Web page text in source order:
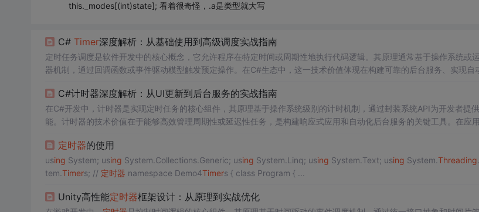
this._modes[(int)state]; 看着很奇怪，.a是类型就大写
C# Timer深度解析：从基础使用到高级调度实战指南
定时任务调度是软件开发中的核心概念，它允许程序在特定时间或周期性地执行代码逻辑。其原理通常基于操作系统或
器机制，通过回调函数或事件驱动模型触发预定操作。在C#生态中，这一技术价值体现在构建可靠的后台服务、实现自
种Timer类的选择与避坑，特别是针对**System.Threading.Timer
C#计时器深度解析：从UI更新到后台服务的实战指南
在C#开发中，计时器是实现定时任务的核心组件，其原理基于操作系统级别的计时机制，通过封装系统API为开发者提
能。计时器的技术价值在于能够高效管理周期性或延迟性任务，是构建响应式应用和自动化后台服务的关键工具。在应
mer适用于UI线程安全的界面更新，System.
定时器的使用
using System; using System.Collections.Generic; using System.Linq; using System.Text; using System. Threading
tem. Timers; // 定时器 namespace Demo4Timer
Unity高性能定时器框架设计：从原理到实战优化